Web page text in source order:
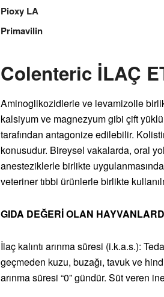
Pioxy LA
Primavilin
Colenteric İLAÇ
Aminoglikozidlerle ve levamizolle
kalsiyum ve magnezyum gibi çift
tarafından antagonize edilebilir.
konusudur. Bireysel vakalarda, oral
anesteziklerle birlikte
veteriner tıbbi ürünlerle birlikte
GIDA DEĞERİ OLAN
İlaç kalıntı arınma süresi (i.k.a.s.):
geçmeden kuzu, buzağı, tavuk ve
arınma süresi “0” gündür. Süt veren